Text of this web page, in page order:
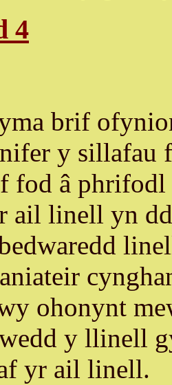
4
brif
y sillafau
â phrifodl
linell yn
ohonynt
y llinell
yr ail linell.